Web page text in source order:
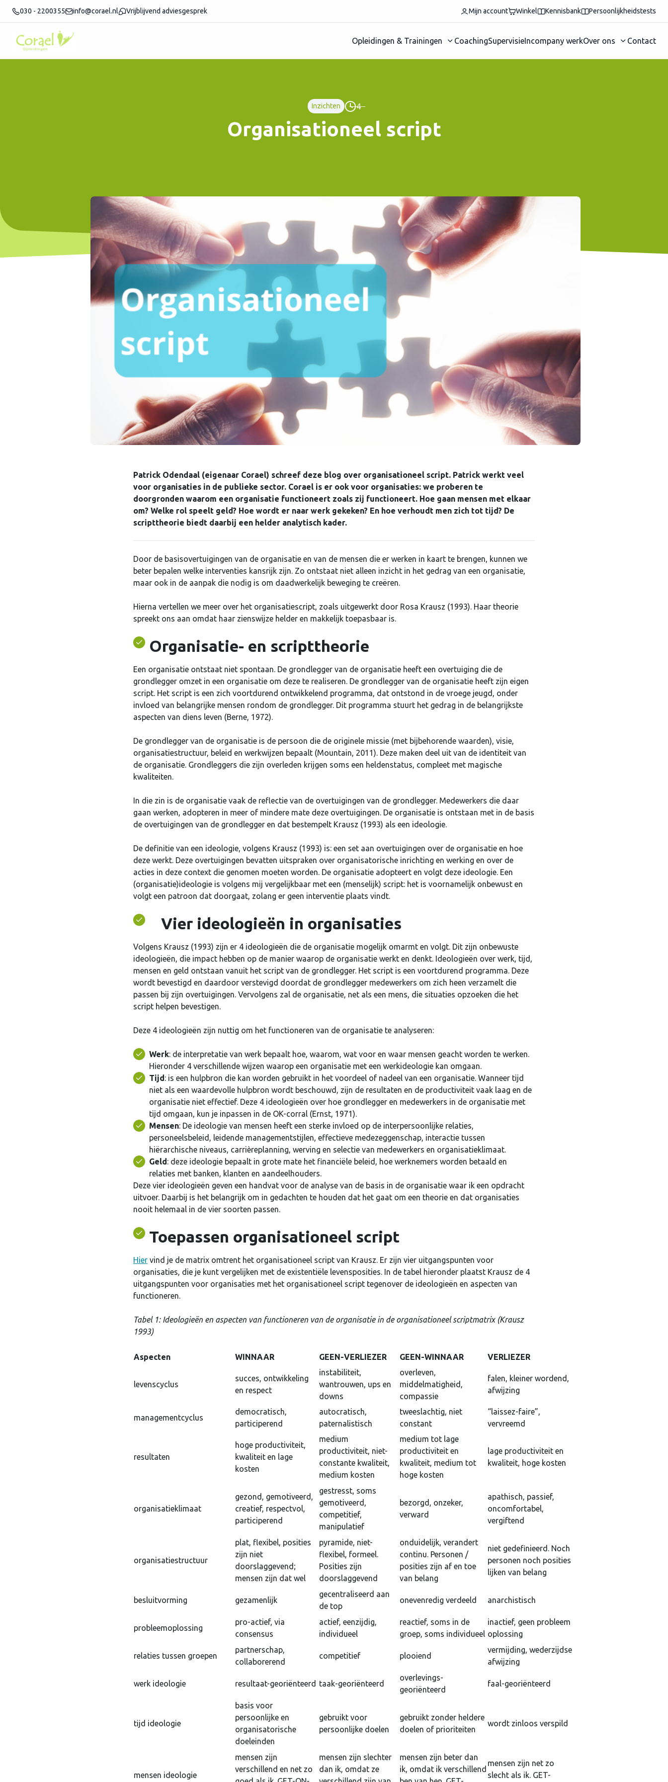
030 - 2200355 info@corael.nl Vrijblijvend adviesgesprek Mijn account Winkel Kennisbank Persoonlijkheidstests
Opleidingen & Trainingen CoachingSupervisieIncompany werkOver ons Contact
Inzichten 4
Organisationeel script
Patrick Odendaal (eigenaar Corael) schreef deze blog over organisationeel script. Patrick werkt veel
voor organisaties in de publieke sector. Corael is er ook voor organisaties: we proberen te
doorgronden waarom een organisatie functioneert zoals zij functioneert. Hoe gaan mensen met elkaar
om? Welke rol speelt geld? Hoe wordt er naar werk gekeken? En hoe verhoudt men zich tot tijd? De
scripttheorie biedt daarbij een helder analytisch kader.
Door de basisovertuigingen van de organisatie en van de mensen die er werken in kaart te brengen, kunnen we
beter bepalen welke interventies kansrijk zijn. Zo ontstaat niet alleen inzicht in het gedrag van een organisatie,
maar ook in de aanpak die nodig is om daadwerkelijk beweging te creëren.
Hierna vertellen we meer over het organisatiescript, zoals uitgewerkt door Rosa Krausz (1993). Haar theorie
spreekt ons aan omdat haar zienswijze helder en makkelijk toepasbaar is.
Organisatie- en scripttheorie
Een organisatie ontstaat niet spontaan. De grondlegger van de organisatie heeft een overtuiging die de
grondlegger omzet in een organisatie om deze te realiseren. De grondlegger van de organisatie heeft zijn eigen
script. Het script is een zich voortdurend ontwikkelend programma, dat ontstond in de vroege jeugd, onder
invloed van belangrijke mensen rondom de grondlegger. Dit programma stuurt het gedrag in de belangrijkste
aspecten van diens leven (Berne, 1972).
De grondlegger van de organisatie is de persoon die de originele missie (met bijbehorende waarden), visie,
organisatiestructuur, beleid en werkwijzen bepaalt (Mountain, 2011). Deze maken deel uit van de identiteit van
de organisatie. Grondleggers die zijn overleden krijgen soms een heldenstatus, compleet met magische
kwaliteiten.
In die zin is de organisatie vaak de reflectie van de overtuigingen van de grondlegger. Medewerkers die daar
gaan werken, adopteren in meer of mindere mate deze overtuigingen. De organisatie is ontstaan met in de basis
de overtuigingen van de grondlegger en dat bestempelt Krausz (1993) als een ideologie.
De definitie van een ideologie, volgens Krausz (1993) is: een set aan overtuigingen over de organisatie en hoe
deze werkt. Deze overtuigingen bevatten uitspraken over organisatorische inrichting en werking en over de
acties in deze context die genomen moeten worden. De organisatie adopteert en volgt deze ideologie. Een
(organisatie)ideologie is volgens mij vergelijkbaar met een (menselijk) script: het is voornamelijk onbewust en
volgt een patroon dat doorgaat, zolang er geen interventie plaats vindt.
Vier ideologieën in organisaties
Volgens Krausz (1993) zijn er 4 ideologieën die de organisatie mogelijk omarmt en volgt. Dit zijn onbewuste
ideologieën, die impact hebben op de manier waarop de organisatie werkt en denkt. Ideologieën over werk, tijd,
mensen en geld ontstaan vanuit het script van de grondlegger. Het script is een voortdurend programma. Deze
wordt bevestigd en daardoor verstevigd doordat de grondlegger medewerkers om zich heen verzamelt die
passen bij zijn overtuigingen. Vervolgens zal de organisatie, net als een mens, die situaties opzoeken die het
script helpen bevestigen.
Deze 4 ideologieën zijn nuttig om het functioneren van de organisatie te analyseren:
Werk: de interpretatie van werk bepaalt hoe, waarom, wat voor en waar mensen geacht worden te werken.
Hieronder 4 verschillende wijzen waarop een organisatie met een werkideologie kan omgaan.
Tijd: is een hulpbron die kan worden gebruikt in het voordeel of nadeel van een organisatie. Wanneer tijd
niet als een waardevolle hulpbron wordt beschouwd, zijn de resultaten en de productiviteit vaak laag en de
organisatie niet effectief. Deze 4 ideologieën over hoe grondlegger en medewerkers in de organisatie met
tijd omgaan, kun je inpassen in de OK-corral (Ernst, 1971).
Mensen: De ideologie van mensen heeft een sterke invloed op de interpersoonlijke relaties,
personeelsbeleid, leidende managementstijlen, effectieve medezeggenschap, interactie tussen
hiërarchische niveaus, carrièreplanning, werving en selectie van medewerkers en organisatieklimaat.
Geld: deze ideologie bepaalt in grote mate het financiële beleid, hoe werknemers worden betaald en
relaties met banken, klanten en aandeelhouders.
Deze vier ideologieën geven een handvat voor de analyse van de basis in de organisatie waar ik een opdracht
uitvoer. Daarbij is het belangrijk om in gedachten te houden dat het gaat om een theorie en dat organisaties
nooit helemaal in de vier soorten passen.
Toepassen organisationeel script
Hier vind je de matrix omtrent het organisationeel script van Krausz. Er zijn vier uitgangspunten voor
organisaties, die je kunt vergelijken met de existentiële levensposities. In de tabel hieronder plaatst Krausz de 4
uitgangspunten voor organisaties met het organisationeel script tegenover de ideologieën en aspecten van
functioneren.
Tabel 1: Ideologieën en aspecten van functioneren van de organisatie in de organisationeel scriptmatrix (Krausz
1993)
Aspecten WINNAAR GEEN-VERLIEZER GEEN-WINNAAR VERLIEZER
levenscyclus
succes, ontwikkeling
en respect
instabiliteit,
wantrouwen, ups en
downs
overleven,
middelmatigheid,
compassie
falen, kleiner wordend,
afwijzing
managementcyclus
democratisch,
participerend
autocratisch,
paternalistisch
tweeslachtig, niet
constant
“laissez-faire”,
vervreemd
resultaten
hoge productiviteit,
kwaliteit en lage
kosten
medium
productiviteit, niet-
constante kwaliteit,
medium kosten
medium tot lage
productiviteit en
kwaliteit, medium tot
hoge kosten
lage productiviteit en
kwaliteit, hoge kosten
organisatieklimaat
gezond, gemotiveerd,
creatief, respectvol,
participerend
gestresst, soms
gemotiveerd,
competitief,
manipulatief
bezorgd, onzeker,
verward
apathisch, passief,
oncomfortabel,
vergiftend
organisatiestructuur
plat, flexibel, posities
zijn niet
doorslaggevend;
mensen zijn dat wel
pyramide, niet-
flexibel, formeel.
Posities zijn
doorslaggevend
onduidelijk, verandert
continu. Personen /
posities zijn af en toe
van belang
niet gedefinieerd. Noch
personen noch posities
lijken van belang
besluitvorming gezamenlijk
gecentraliseerd aan
de top
onevenredig verdeeld anarchistisch
probleemoplossing
pro-actief, via
consensus
actief, eenzijdig,
individueel
reactief, soms in de
groep, soms individueel
inactief, geen probleem
oplossing
relaties tussen groepen
partnerschap,
collaborerend
competitief plooiend
vermijding, wederzijdse
afwijzing
werk ideologie resultaat-georiënteerd taak-georiënteerd
overlevings-
georiënteerd
faal-georiënteerd
tijd ideologie
basis voor
persoonlijke en
organisatorische
doeleinden
gebruikt voor
persoonlijke doelen
gebruikt zonder heldere
doelen of prioriteiten
wordt zinloos verspild
mensen ideologie
mensen zijn
verschillend en net zo
mensen zijn slechter
dan ik, omdat ze
mensen zijn beter dan
ik, omdat ik verschillend
mensen zijn net zo
slecht als ik. GET-
Wachtwoord *
Onthouden
Login
Je wachtwoord vergeten?